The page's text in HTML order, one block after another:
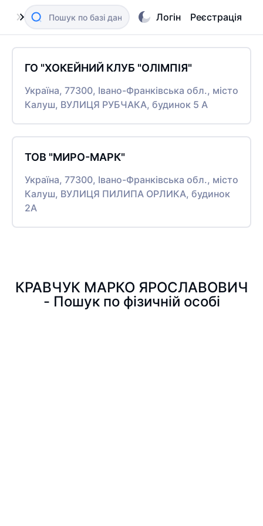
Логін Реєстрація
ГО "ХОКЕЙНИЙ КЛУБ "ОЛІМПІЯ"
Україна, 77300, Івано-Франківська обл., місто
Калуш, ВУЛИЦЯ РУБЧАКА, будинок 5 А
ТОВ "МИРО-МАРК"
Україна, 77300, Івано-Франківська обл., місто
Калуш, ВУЛИЦЯ ПИЛИПА ОРЛИКА, будинок
2А
КРАВЧУК МАРКО ЯРОСЛАВОВИЧ
- Пошук по фізичній особі